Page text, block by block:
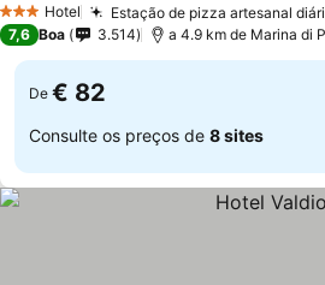
3 EstrelasHotel Estação de pizza artesanal
7,6 Boa 3.514 a 4.9 km de Marina di
De € 82
Consulte os preços de 8 sites